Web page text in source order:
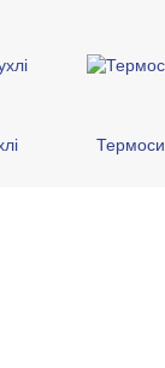
Термоси